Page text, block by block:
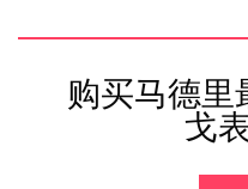
购买马德里
戈